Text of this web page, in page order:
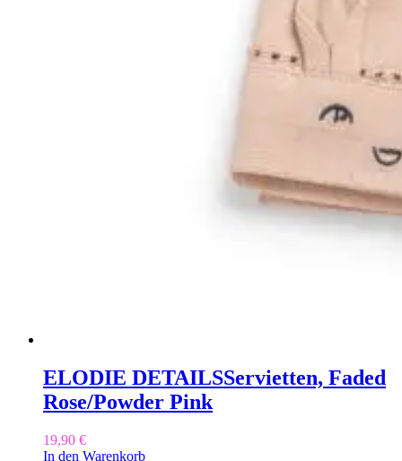
ELODIE DETAILSServietten, Faded
Rose/Powder Pink
19,90 €
In den Warenkorb